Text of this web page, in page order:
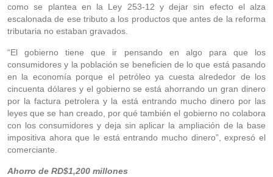
como se plantea en la Ley 253-12 y dejar sin efecto el alza
escalonada de ese tributo a los productos que antes de la reforma
tributaria no estaban gravados.
“El gobierno tiene que ir pensando en algo para que los
consumidores y la población se beneficien de lo que está pasando
en la economía porque el petróleo ya cuesta alrededor de los
cincuenta dólares y el gobierno se está ahorrando un gran dinero
por la factura petrolera y la está entrando mucho dinero por las
leyes que se han creado, por qué también el gobierno no colabora
con los consumidores y deja sin aplicar la ampliación de la base
impositiva ahora que le está entrando mucho dinero”, expresó el
comerciante.
Ahorro de RD$1,200 millones